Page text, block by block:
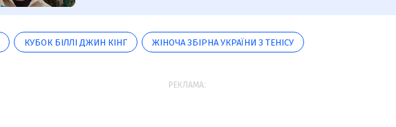
КУБОК БІЛЛІ ДЖИН КІНГ ЖІНОЧА ЗБІРНА УКРАЇНИ З ТЕНІСУ
РЕКЛАМА: